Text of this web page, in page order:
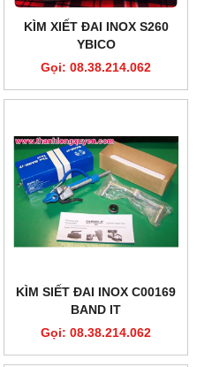
KÌM XIẾT ĐAI INOX S260
YBICO
Gọi: 08.38.214.062
KÌM SIẾT ĐAI INOX C00169
BAND IT
Gọi: 08.38.214.062